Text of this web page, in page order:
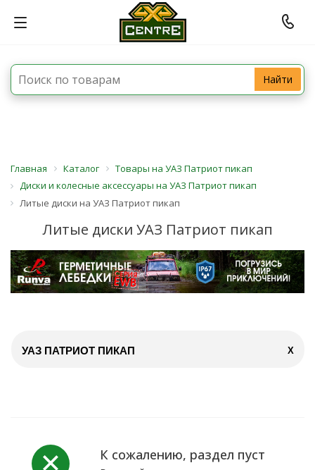
Найти
Главная Каталог
Товары на УАЗ Патриот пикап
Диски и колесные аксессуары на УАЗ Патриот пикап
Литые диски на УАЗ Патриот пикап
Литые диски УАЗ Патриот пикап
УАЗ ПАТРИОТ ПИКАП X
К сожалению, раздел пуст